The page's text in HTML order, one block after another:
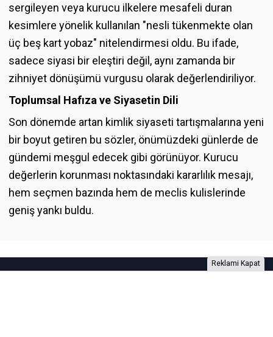
sergileyen veya kurucu ilkelere mesafeli duran
kesimlere yönelik kullanılan "nesli tükenmekte olan
üç beş kart yobaz" nitelendirmesi oldu. Bu ifade,
sadece siyasi bir eleştiri değil, aynı zamanda bir
zihniyet dönüşümü vurgusu olarak değerlendiriliyor.
Toplumsal Hafıza ve Siyasetin Dili
Son dönemde artan kimlik siyaseti tartışmalarına yeni
bir boyut getiren bu sözler, önümüzdeki günlerde de
gündemi meşgul edecek gibi görünüyor. Kurucu
değerlerin korunması noktasındaki kararlılık mesajı,
hem seçmen bazında hem de meclis kulislerinde
geniş yankı buldu.
Reklami Kapat